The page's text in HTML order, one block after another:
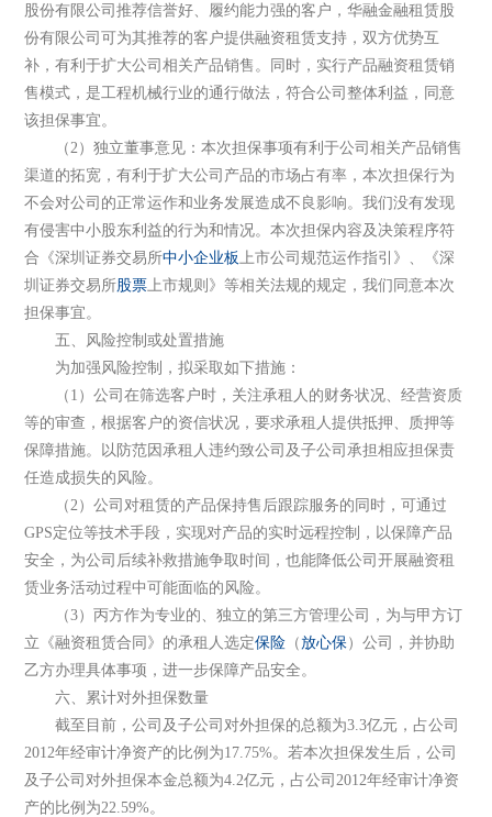
股份有限公司推荐信誉好、履约能力强的客户，华融金融租赁股
份有限公司可为其推荐的客户提供融资租赁支持，双方优势互
补，有利于扩大公司相关产品销售。同时，实行产品融资租赁销
售模式，是工程机械行业的通行做法，符合公司整体利益，同意
该担保事宜。
（2）独立董事意见：本次担保事项有利于公司相关产品销售
渠道的拓宽，有利于扩大公司产品的市场占有率，本次担保行为
不会对公司的正常运作和业务发展造成不良影响。我们没有发现
有侵害中小股东利益的行为和情况。本次担保内容及决策程序符
合《深圳证券交易所中小企业板上市公司规范运作指引》、《深
圳证券交易所股票上市规则》等相关法规的规定，我们同意本次
担保事宜。
五、风险控制或处置措施
为加强风险控制，拟采取如下措施：
（1）公司在筛选客户时，关注承租人的财务状况、经营资质
等的审查，根据客户的资信状况，要求承租人提供抵押、质押等
保障措施。以防范因承租人违约致公司及子公司承担相应担保责
任造成损失的风险。
（2）公司对租赁的产品保持售后跟踪服务的同时，可通过
GPS定位等技术手段，实现对产品的实时远程控制，以保障产品
安全，为公司后续补救措施争取时间，也能降低公司开展融资租
赁业务活动过程中可能面临的风险。
（3）丙方作为专业的、独立的第三方管理公司，为与甲方订
立《融资租赁合同》的承租人选定保险 （放心保）公司，并协助
乙方办理具体事项，进一步保障产品安全。
六、累计对外担保数量
截至目前，公司及子公司对外担保的总额为3.3亿元，占公司
2012年经审计净资产的比例为17.75%。若本次担保发生后，公司
及子公司对外担保本金总额为4.2亿元，占公司2012年经审计净资
产的比例为22.59%。